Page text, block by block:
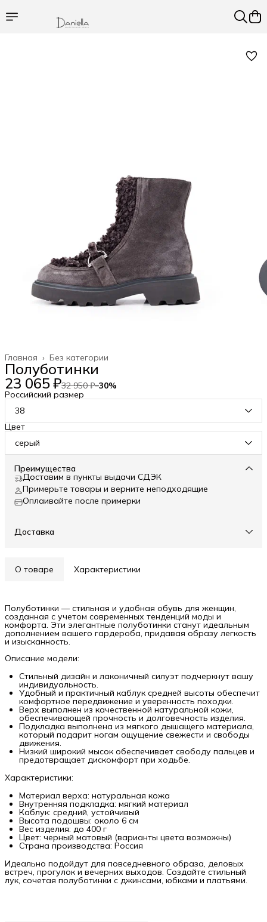
Без категории
Главная ›
Полуботинки
23 065 ₽32 950 ₽−30%
Российский размер
38
Цвет
серый
Преимущества
Доставим в пункты выдачи СДЭК
Примерьте товары и верните неподходящие
Оплаивайте после примерки
Доставка
О товаре Характеристики
Полуботинки — стильная и удобная обувь для женщин,
созданная с учетом современных тенденций моды и
комфорта. Эти элегантные полуботинки станут идеальным
дополнением вашего гардероба, придавая образу легкость
и изысканность.
Описание модели:
Стильный дизайн и лаконичный силуэт подчеркнут вашу
индивидуальность.
Удобный и практичный каблук средней высоты обеспечит
комфортное передвижение и уверенность походки.
Верх выполнен из качественной натуральной кожи,
обеспечивающей прочность и долговечность изделия.
Подкладка выполнена из мягкого дышащего материала,
который подарит ногам ощущение свежести и свободы
движения.
Низкий широкий мысок обеспечивает свободу пальцев и
предотвращает дискомфорт при ходьбе.
Характеристики:
Материал верха: натуральная кожа
Внутренняя подкладка: мягкий материал
Каблук: средний, устойчивый
Высота подошвы: около 6 см
Вес изделия: до 400 г
Цвет: черный матовый (варианты цвета возможны)
Страна производства: Россия
Идеально подойдут для повседневного образа, деловых
встреч, прогулок и вечерних выходов. Создайте стильный
лук, сочетая полуботинки с джинсами, юбками и платьями.